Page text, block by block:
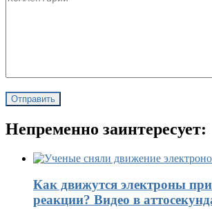
Непременно заинтересует:
Как движутся электроны
реакции? Видео в